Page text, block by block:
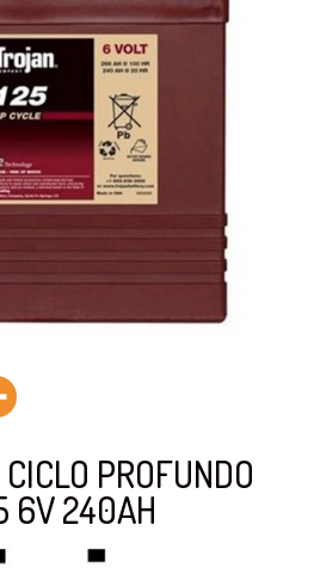
PROFUNDO
6V 240AH